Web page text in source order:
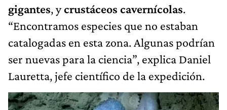
gigantes, ycrustáceos cavernícolas.
“Encontramos especies que no estaban
catalogadas en esta zona. Algunas podrían
ser nuevas para la ciencia”, explica Daniel
Lauretta, jefe científico de la expedición.